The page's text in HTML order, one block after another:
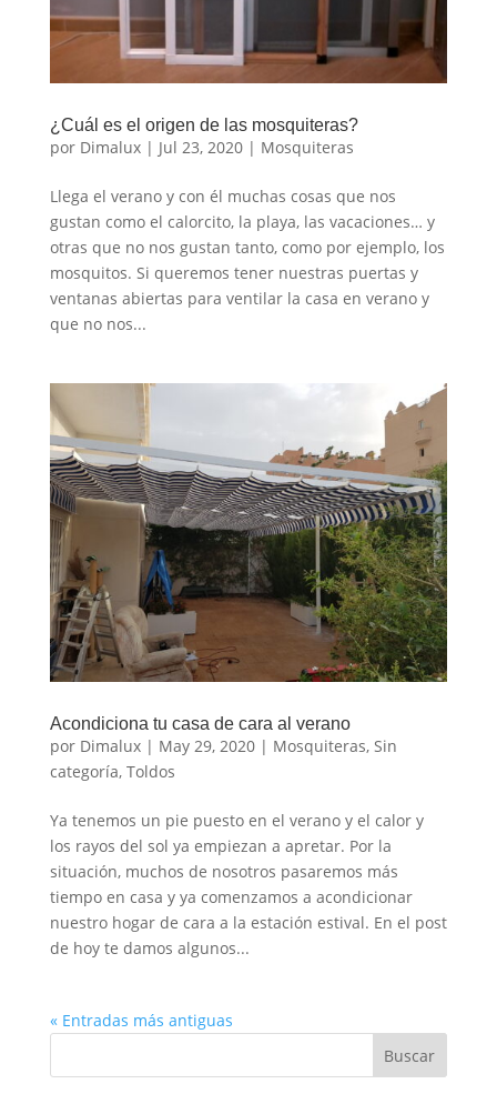
¿Cuál es el origen de las mosquiteras?
por Dimalux| Jul 23, 2020| Mosquiteras
Llega el verano y con él muchas cosas que nos
gustan como el calorcito, la playa, las vacaciones… y
otras que no nos gustan tanto, como por ejemplo, los
mosquitos. Si queremos tener nuestras puertas y
ventanas abiertas para ventilar la casa en verano y
que no nos...
Acondiciona tu casa de cara al verano
por Dimalux| May 29, 2020| Mosquiteras, Sin
categoría, Toldos
Ya tenemos un pie puesto en el verano y el calor y
los rayos del sol ya empiezan a apretar. Por la
situación, muchos de nosotros pasaremos más
tiempo en casa y ya comenzamos a acondicionar
nuestro hogar de cara a la estación estival. En el post
de hoy te damos algunos...
« Entradas más antiguas